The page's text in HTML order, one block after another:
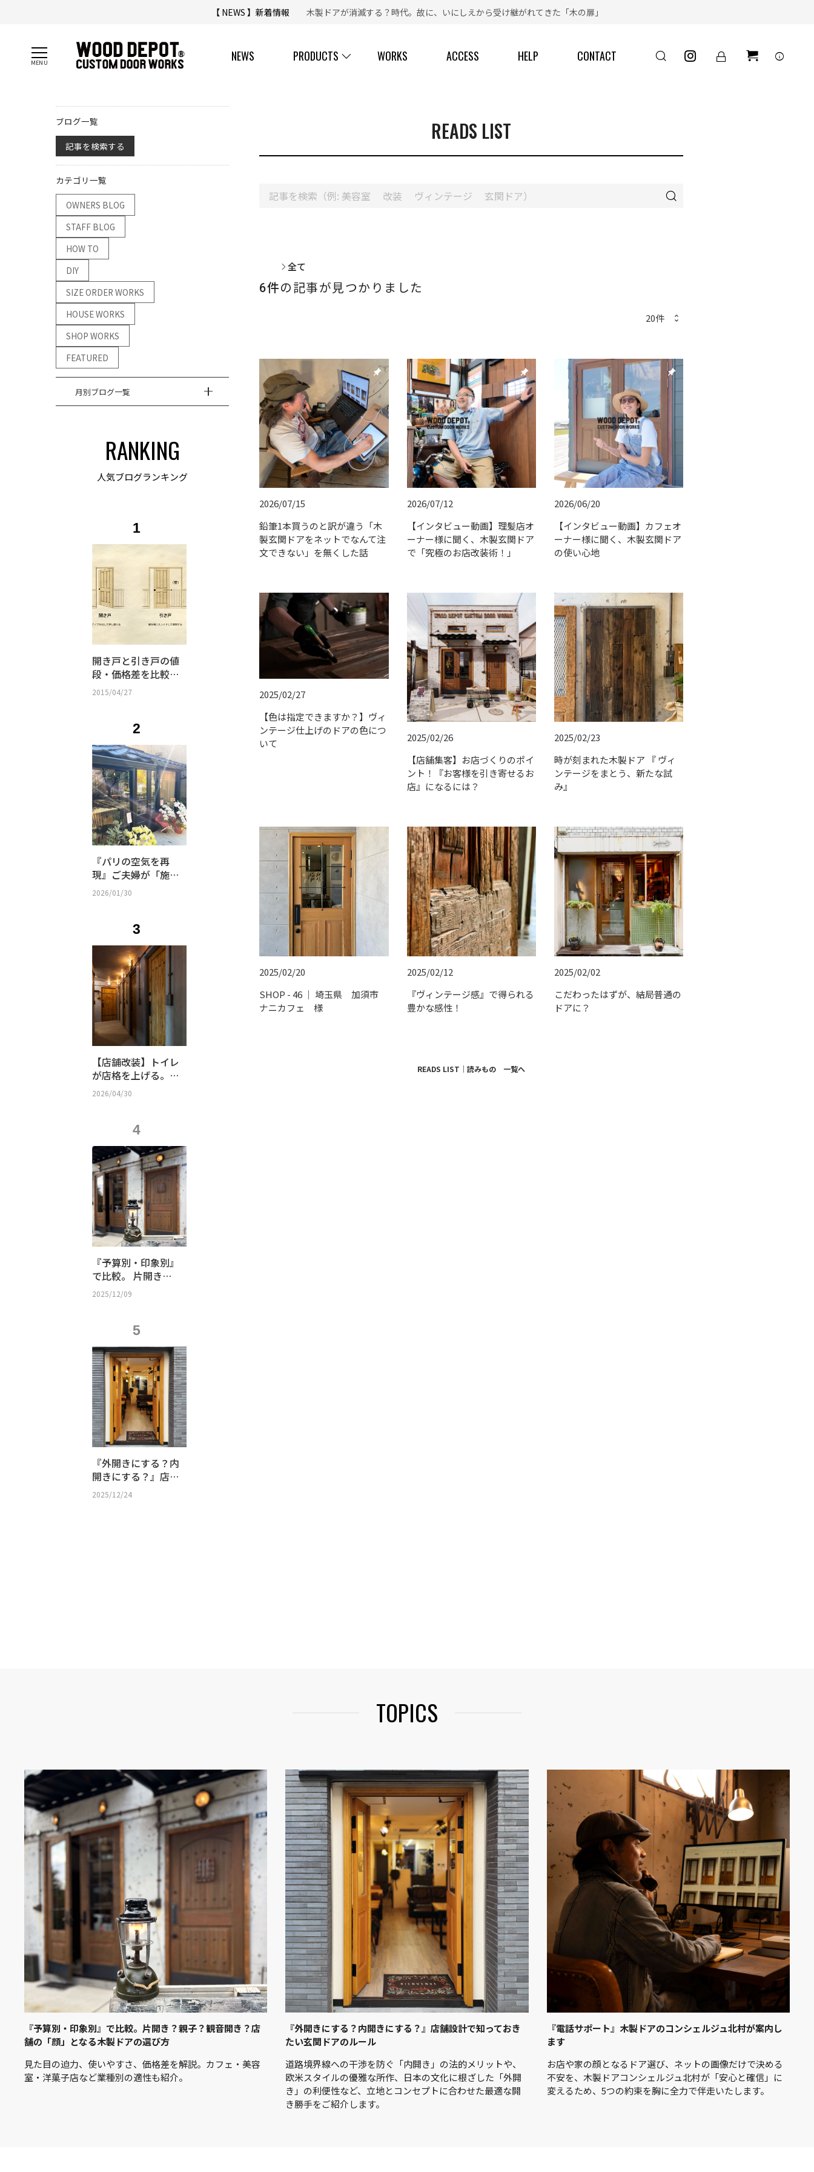
【 NEWS 】新着情報
木製ドアが消滅する？時代。故に、いにしえから受け継がれてきた「木の扉」
NEWS PRODUCTS WORKS ACCESS HELP CONTACT info
ブログ一覧
記事を検索する
カテゴリ一覧
OWNERS BLOG
STAFF BLOG
HOW TO
DIY
SIZE ORDER WORKS
HOUSE WORKS
SHOP WORKS
FEATURED
月別ブログ一覧
RANKING
人気ブログランキング
1
開き戸と引き戸の値
段・価格差を比較｜
防音性・間取り・選
び方まとめ
2015/04/27
2
『パリの空気を再
現』ご夫婦が「施主
支給」で挑んだ古民
家リノベ｜SHOP -
2026/01/30
3
【店舗改装】トイレ
が店格を上げる。究
極の来客用パウダー
ルームの秘密
2026/04/30
4
『予算別・印象別』
で比較。 片開き？
親子？観音開き？
店舗の「顔」となる
2025/12/09
5
『外開きにする？内
開きにする？』店舗
設計で知っておきた
い玄関ドアのルール
2025/12/24
READS LIST
全て
6件の記事が見つかりました
push_pin
2026/07/15
鉛筆1本買うのと訳が違う「木
製玄関ドアをネットでなんて注
文できない」を無くした話
push_pin
2026/07/12
【インタビュー動画】理髪店オ
ーナー様に聞く、木製玄関ドア
で「究極のお店改装術！」
push_pin
2026/06/20
【インタビュー動画】カフェオ
ーナー様に聞く、木製玄関ドア
の使い心地
2025/02/27
【色は指定できますか？】ヴィ
ンテージ仕上げのドアの色につ
いて
2025/02/26
【店舗集客】お店づくりのポイ
ント！『お客様を引き寄せるお
店』になるには？
2025/02/23
時が刻まれた木製ドア 『 ヴィ
ンテージをまとう、新たな試
み』
2025/02/20
SHOP - 46 ｜ 埼玉県 加須市
ナニカフェ 様
2025/02/12
『ヴィンテージ感』で得られる
豊かな感性！
2025/02/02
こだわったはずが、結局普通の
ドアに？
READS LIST｜読みもの 一覧へ
TOPICS
『予算別・印象別』で比較。片開き？親子？観音開き？店
舗の「顔」となる木製ドアの選び方
見た目の迫力、使いやすさ、価格差を解説。カフェ・美容
室・洋菓子店など業種別の適性も紹介。
『外開きにする？内開きにする？』店舗設計で知っておき
たい玄関ドアのルール
道路境界線への干渉を防ぐ「内開き」の法的メリットや、
欧米スタイルの優雅な所作、日本の文化に根ざした「外開
き」の利便性など、立地とコンセプトに合わせた最適な開
き勝手をご紹介します。
『電話サポート』木製ドアのコンシェルジュ北村が案内し
ます
お店や家の顔となるドア選び、ネットの画像だけで決める
不安を、木製ドアコンシェルジュ北村が「安心と確信」に
変えるため、5つの約束を胸に全力で伴走いたします。